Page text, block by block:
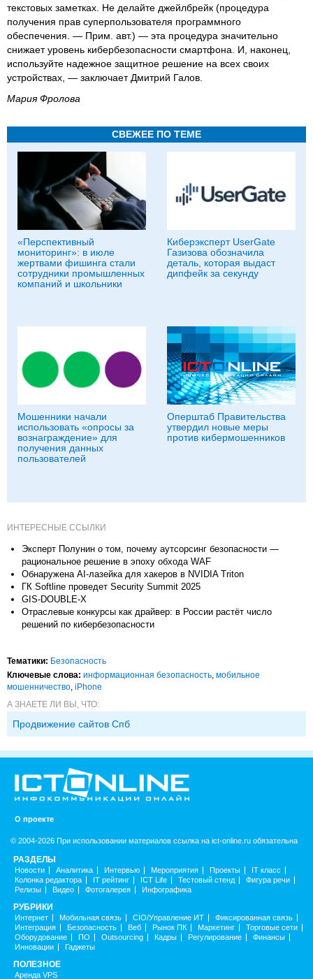
текстовых заметках. Не делайте джейлбрейк (процедура
получения прав суперпользователя программного
обеспечения. — Прим. авт.) — эта процедура значительно
снижает уровень кибербезопасности смартфона. И, наконец,
используйте надежное защитное решение на всех своих
устройствах, — заключает Дмитрий Галов.
Мария Фролова
СВЕЖЕЕ ПО ТЕМЕ
«Перспективный
мониторинг»: в июле
жертвами фишинга стали
сотрудники промышленных
компаний и школьники
Киберэксперт UserGate
Газизова обозначила
деталь, которая выдаст
дипфейк за секунду
Мошенники начали
использовать «опросы за
вознаграждение» для
получения данных
пользователей
Оперштаб Правительства
утвердил новые меры
против кибермошенников
ИНТЕРЕСНЫЕ ССЫЛКИ
Эксперт Полунин о том, почему аутсорсинг безопасности —
рациональное решение в эпоху обхода WAF
Обнаружена AI-лазейка для хакеров в NVIDIA Triton
ГК Softline проведет Security Summit 2025
GIS-DOUBLE-X
Отраслевые конкурсы как драйвер: в России растёт число
решений по кибербезопасности
Тематики: Безопасность
Ключевые слова: информационная безопасность мобильное
мошенничество iPhone
А ЗНАЕТЕ ЛИ ВЫ, ЧТО:
Продвижение сайтов Спб
О проекте
© 2004-2026 При использовании материалов ссылка на ict-online.ru обязательна
РАЗДЕЛЫ
Новости Аналитика Интервью Мероприятия Проекты
IT класс
Колонка редактора
IT рейтинг ICT Life Тестовый стенд
Фигура речи
Релизы
Видео Фотогалерея Инфографика
РУБРИКИ
Интернет Мобильная связь CIO/Управление ИТ
Фиксированная связь
Интеграция
Безопасность Веб Рынок ПК Маркетинг
Торговые сети
Оборудование
ПО Outsourcing Кадры Регулирование
Финансы
Инновации
Гаджеты
ПОЛЕЗНОЕ
Аренда VPS